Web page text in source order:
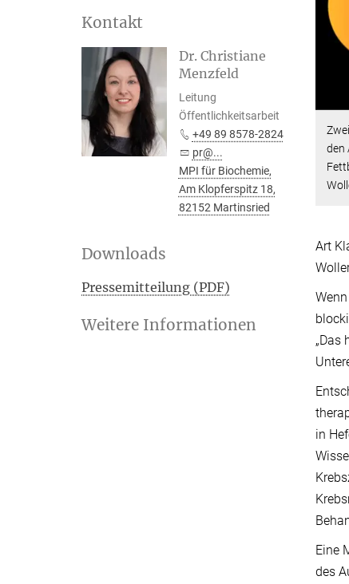
den
Art
„Das
in
Eine
des
Kontakt
Dr. Christiane
Menzfeld
Leitung
Öffentlichkeitsarbeit
+49 89 8578-2824
pr@...
MPI für Biochemie,
Am Klopferspitz 18,
82152 Martinsried
Downloads
Pressemitteilung (PDF)
Weitere Informationen